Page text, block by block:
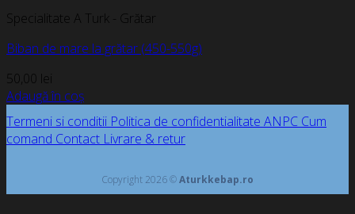
Specialitate A Turk - Grătar
Biban de mare la grătar (450-550g)
50,00 lei
Adaugă în coș
Termeni si conditii Politica de confidentialitate ANPC Cum
comand Contact Livrare & retur
Copyright 2026 ©Aturkkebap.ro